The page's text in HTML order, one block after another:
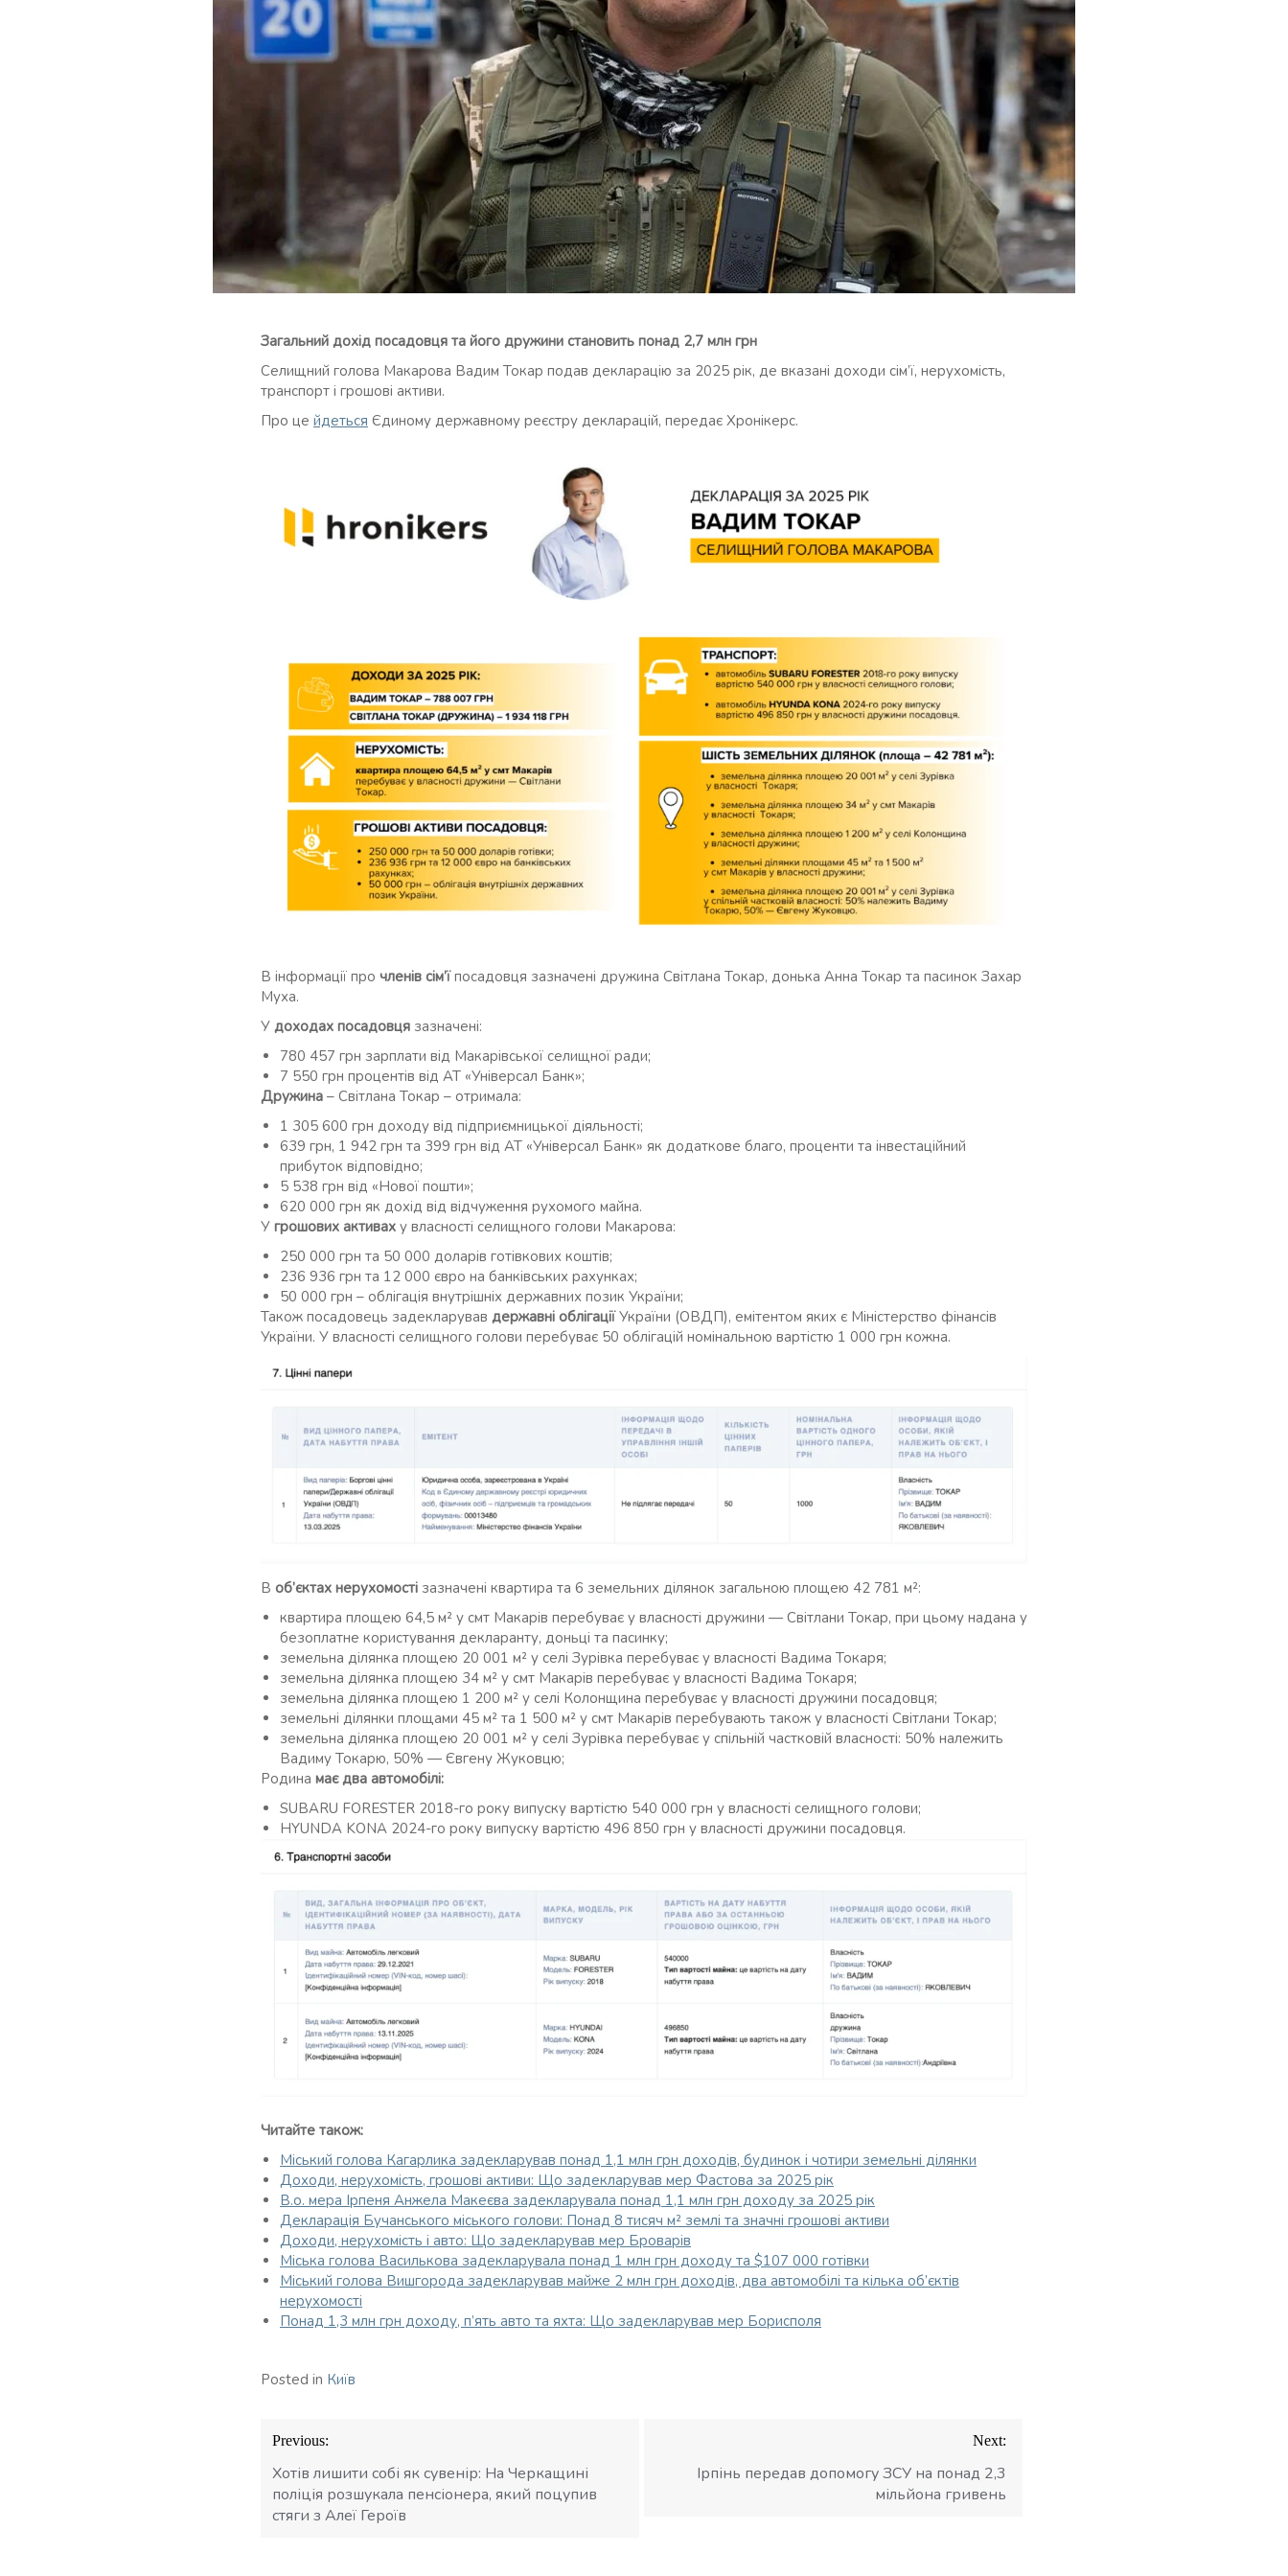
Загальний дохід посадовця та його дружини становить понад 2,7 млн грн
Селищний голова Макарова Вадим Токар подав декларацію за 2025 рік, де вказані доходи сім’ї, нерухомість,
транспорт і грошові активи.
Про це йдеться Єдиному державному реєстру декларацій, передає Хронікерс.
В інформації про членів сім’їпосадовця зазначені дружина Світлана Токар, донька Анна Токар та пасинок Захар
Муха.
У доходах посадовця зазначені:
780 457 грн зарплати від Макарівської селищної ради;
7 550 грн процентів від АТ «Універсал Банк»;
Дружина – Світлана Токар – отримала:
1 305 600 грн доходу від підприємницької діяльності;
639 грн, 1 942 грн та 399 грн від АТ «Універсал Банк» як додаткове благо, проценти та інвестаційний
прибуток відповідно;
5 538 грн від «Нової пошти»;
620 000 грн як дохід від відчуження рухомого майна.
У грошових активах у власності селищного голови Макарова:
250 000 грн та 50 000 доларів готівкових коштів;
236 936 грн та 12 000 євро на банківських рахунках;
50 000 грн – облігація внутрішніх державних позик України;
Також посадовець задекларував державні облігаціїУкраїни (ОВДП), емітентом яких є Міністерство фінансів
України. У власності селищного голови перебуває 50 облігацій номінальною вартістю 1 000 грн кожна.
В об’єктах нерухомості зазначені квартира та 6 земельних ділянок загальною площею 42 781 м²:
квартира площею 64,5 м² у смт Макарів перебуває у власності дружини — Світлани Токар, при цьому надана у
безоплатне користування декларанту, доньці та пасинку;
земельна ділянка площею 20 001 м² у селі Зурівка перебуває у власності Вадима Токаря;
земельна ділянка площею 34 м² у смт Макарів перебуває у власності Вадима Токаря;
земельна ділянка площею 1 200 м² у селі Колонщина перебуває у власності дружини посадовця;
земельні ділянки площами 45 м² та 1 500 м² у смт Макарів перебувають також у власності Світлани Токар;
земельна ділянка площею 20 001 м² у селі Зурівка перебуває у спільній частковій власності: 50% належить
Вадиму Токарю, 50% — Євгену Жуковцю;
Родина має два автомобілі:
SUBARU FORESTER 2018-го року випуску вартістю 540 000 грн у власності селищного голови;
HYUNDA KONA 2024-го року випуску вартістю 496 850 грн у власності дружини посадовця.
Читайте також:
Міський голова Кагарлика задекларував понад 1,1 млн грн доходів, будинок і чотири земельні ділянки
Доходи, нерухомість, грошові активи: Що задекларував мер Фастова за 2025 рік
В.о. мера Ірпеня Анжела Макеєва задекларувала понад 1,1 млн грн доходу за 2025 рік
Декларація Бучанського міського голови: Понад 8 тисяч м² землі та значні грошові активи
Доходи, нерухомість і авто: Що задекларував мер Броварів
Міська голова Василькова задекларувала понад 1 млн грн доходу та $107 000 готівки
Міський голова Вишгорода задекларував майже 2 млн грн доходів, два автомобілі та кілька об’єктів
нерухомості
Понад 1,3 млн грн доходу, п’ять авто та яхта: Що задекларував мер Борисполя
Posted in Київ
Навігація
записів
Previous:
Хотів лишити собі як сувенір: На Черкащині
поліція розшукала пенсіонера, який поцупив
стяги з Алеї Героїв
Next:
Ірпінь передав допомогу ЗСУ на понад 2,3
мільйона гривень